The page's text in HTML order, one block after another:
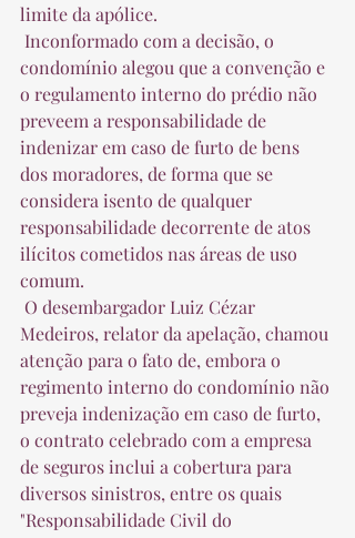
limite da apólice.
condomínio alegou que a convenção e
o regulamento interno do prédio não
preveem a responsabilidade de
indenizar em caso de furto de bens
dos moradores, de forma que se
considera isento de qualquer
responsabilidade decorrente de atos
ilícitos cometidos nas áreas de uso
comum.
Medeiros, relator da apelação, chamou
atenção para o fato de, embora o
regimento interno do condomínio não
preveja indenização em caso de furto,
o contrato celebrado com a empresa
de seguros inclui a cobertura para
diversos sinistros, entre os quais
"Responsabilidade Civil do